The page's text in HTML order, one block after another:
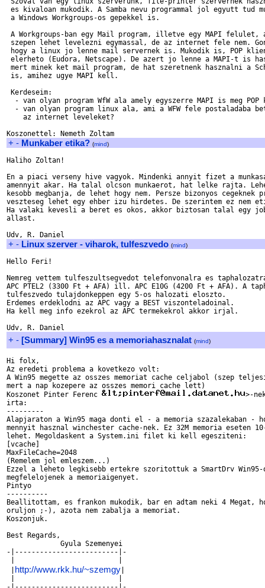
es kivaloan mukodik. A Samba nevu programmal jol egyutt tud
a Windows Workgroups-os gepekkel is.
A Workgroups-ban egy Mail program, illetve egy MAPI felulet,
szepen lehet levelezni egymassal, de az internet fele nem.
hogy a linux jo lenne mail servernek is. Mukodik is, POP
elerheto (Eudora, Netscape). De azert jo lenne a MAPI-t is
mert minek ket mail program, de hat szeretnenk hasznalni a
is, amihez ugye MAPI kell.
Kerdeseim:
- van olyan program WfW ala amely egyszerre MAPI is meg POP
- van olyan program linux ala, ami a WFW fele postaladaba
    az internet leveleket?
+ - Munkaber etika? (mind)
Haliho Zoltan!
En a piaci verseny hive vagyok. Mindenki annyit fizet a
amennyit akar. Ha talal olcson munkaerot, hat lelke rajta.
kesobb megbanja, de lehet hogy nem. Persze bizonyos cegeknek
veszteseg lehet egy ehber izu hirdetes. De szerintem ez nem
Ha valaki kevesli a beret es okos, akkor biztosan talal egy
allast.
+ - Linux szerver - viharok, tulfeszvedo (mind)
Hello Feri!
Nemreg vettem tulfeszultsegvedot telefonvonalra es
APC PTEL2 (3300 Ft + AFA) ill. APC E10G (4200 Ft + AFA). A
tulfeszvedo tulajdonkeppen egy 5-os halozati eloszto.
Erdemes erdeklodni az APC vagy a BEST viszonteladoinal.
Ha kell meg info ezekrol az APC termekekrol akkor irjal.
+ - [Summary] Win95 es a memoriahasznalat (mind)
Hi folx,
Az eredeti problema a kovetkezo volt:
A Win95 megette az osszes memoriat cache celjabol (szep
mert a nap kozepere az osszes memori cache lett)
Koszonet Pinter Ferenc
>-
irta:
---------
Alapjaraton a Win95 maga donti el - a memoria szazalekaban -
mennyit hasznal winchester cache-nek. Ez 32M memoria eseten
lehet. Megoldaskent a System.ini filet ki kell egesziteni:
[vcache]
MaxFileCache=2048
(Remelem jol emleszem...)
Ezzel a leheto legkisebb ertekre szoritottuk a SmartDrv
megfelelojenek a memoriaigenyet.
Pintyo
----------
Beallitottam, es frankon mukodik, bar en adtam neki 4 Megat,
oruljon ;-), azota nem zabalja a memoriat.
Koszonjuk.
Best Regards,
             Gyula Szemenyei
-|-------------------------|-
http://www.rkk.hu/~szemgy